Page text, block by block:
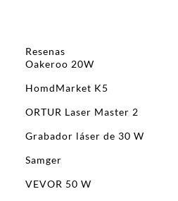
Resenas
Oakeroo 20W
HomdMarket K5
ORTUR Laser Master 2
Grabador láser de 30 W
Samger
VEVOR 50 W